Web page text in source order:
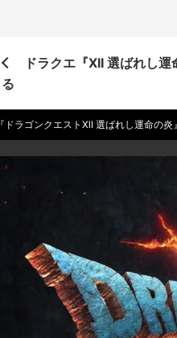
ドラクエ『XII 選ばれし
る
『ドラゴンクエストⅫ 選ばれし運命の